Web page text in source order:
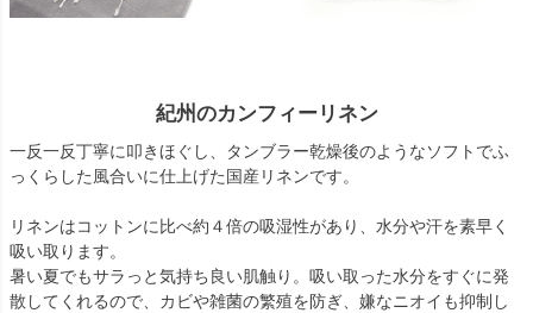
紀州のカンフィーリネン
一反一反丁寧に叩きほぐし、タンブラー乾燥後のようなソフトでふ
っくらした風合いに仕上げた国産リネンです。
リネンはコットンに比べ約４倍の吸湿性があり、水分や汗を素早く
吸い取ります。
暑い夏でもサラっと気持ち良い肌触り。吸い取った水分をすぐに発
散してくれるので、カビや雑菌の繁殖を防ぎ、嫌なニオイも抑制し